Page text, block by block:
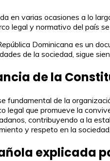
en varias ocasiones a lo
legal y normativo del país
Dominicana es un
de la sociedad, sigue
de la
fundamental de la
legal que promueve la
contribuyendo a la
y respeto en la sociedad.
explicada